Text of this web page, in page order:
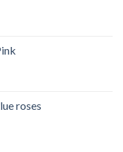
roses